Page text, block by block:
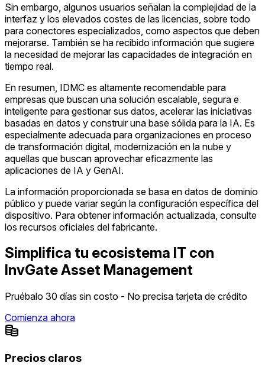
Sin embargo, algunos usuarios señalan la complejidad de la
interfaz y los elevados costes de las licencias, sobre todo
para conectores especializados, como aspectos que deben
mejorarse. También se ha recibido información que sugiere
la necesidad de mejorar las capacidades de integración en
tiempo real.
En resumen, IDMC es altamente recomendable para
empresas que buscan una solución escalable, segura e
inteligente para gestionar sus datos, acelerar las iniciativas
basadas en datos y construir una base sólida para la IA. Es
especialmente adecuada para organizaciones en proceso
de transformación digital, modernización en la nube y
aquellas que buscan aprovechar eficazmente las
aplicaciones de IA y GenAI.
La información proporcionada se basa en datos de dominio
público y puede variar según la configuración específica del
dispositivo. Para obtener información actualizada, consulte
los recursos oficiales del fabricante.
Simplifica tu ecosistema IT con
InvGate Asset Management
Pruébalo 30 días sin costo - No precisa tarjeta de crédito
Comienza ahora
Precios claros